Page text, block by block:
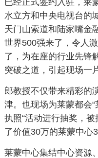
水立方和中央电视台的
天门山索道和陆家嘴金
世界500强来了，令人
了，为在座的行业先锋
突破之道，引起现场一
郎教授不仅带来精彩的
津。也现场为莱蒙都会
执照“活动进行抽奖，
了价值30万的莱蒙中心
莱蒙中心集结中心资源